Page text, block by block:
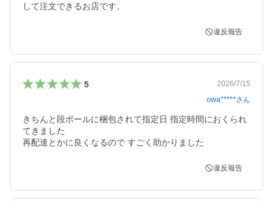
して注文できるお店です。
違反報告
5
2026/7/15
owa*****さん
きちんと段ボールに梱包されて指定日 指定時間におくられ
てきました
再配達とかに良くなるので すごく助かりました
違反報告